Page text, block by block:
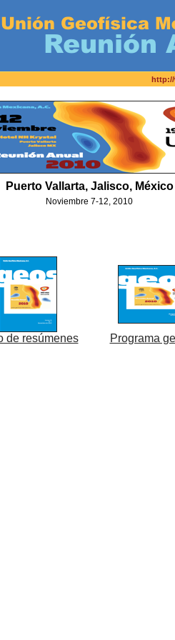
Puerto Vallarta, Jalisco, México
Noviembre 7-12, 2010
de resúmenes Programa